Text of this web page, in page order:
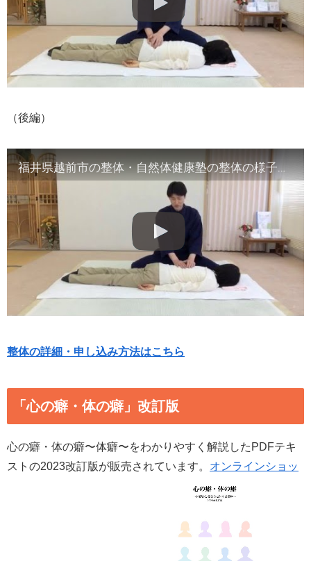
（後編）
福井県越前市の整体・自然体健康塾の整体の様子（2）腹部や首など
整体の詳細・申し込み方法はこちら
「心の癖・体の癖」改訂版
心の癖・体の癖〜体癖〜をわかりやすく解説したPDFテキ
ストの2023改訂版が販売されています。 オンラインショッ